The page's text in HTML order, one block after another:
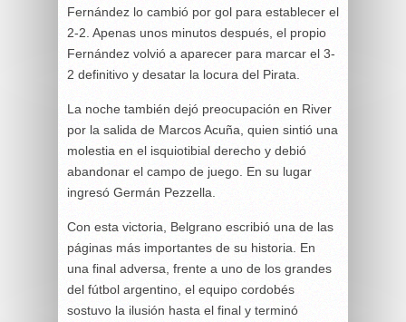
Fernández lo cambió por gol para establecer el
2-2. Apenas unos minutos después, el propio
Fernández volvió a aparecer para marcar el 3-
2 definitivo y desatar la locura del Pirata.
La noche también dejó preocupación en River
por la salida de Marcos Acuña, quien sintió una
molestia en el isquiotibial derecho y debió
abandonar el campo de juego. En su lugar
ingresó Germán Pezzella.
Con esta victoria, Belgrano escribió una de las
páginas más importantes de su historia. En
una final adversa, frente a uno de los grandes
del fútbol argentino, el equipo cordobés
sostuvo la ilusión hasta el final y terminó